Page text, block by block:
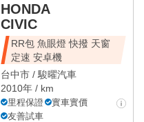
HONDA
CIVIC
RR包 魚眼燈 快撥 天窗
定速 安卓機
台中市 / 駿曜汽車
2010年 / km
里程保證
實車實價
友善試車